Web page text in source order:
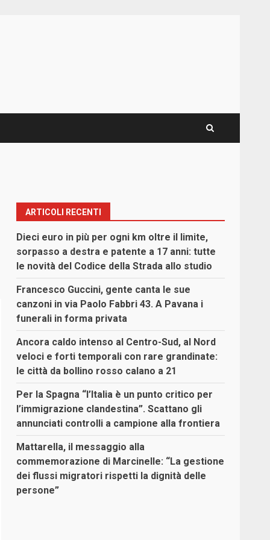
ARTICOLI RECENTI
Dieci euro in più per ogni km oltre il limite,
sorpasso a destra e patente a 17 anni: tutte
le novità del Codice della Strada allo studio
Francesco Guccini, gente canta le sue
canzoni in via Paolo Fabbri 43. A Pavana i
funerali in forma privata
Ancora caldo intenso al Centro-Sud, al Nord
veloci e forti temporali con rare grandinate:
le città da bollino rosso calano a 21
Per la Spagna “l’Italia è un punto critico per
l’immigrazione clandestina”. Scattano gli
annunciati controlli a campione alla frontiera
Mattarella, il messaggio alla
commemorazione di Marcinelle: “La gestione
dei flussi migratori rispetti la dignità delle
persone”